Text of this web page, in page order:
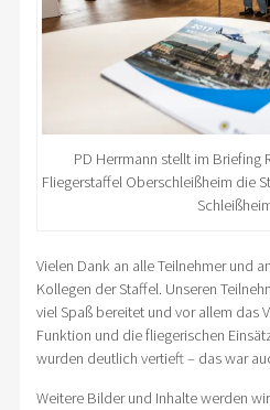
PD Herrmann stellt im
Fliegerstaffel Oberschleißheim die
Vielen Dank an alle Teilnehmer und
Kollegen der Staffel. Unseren
viel Spaß bereitet und vor allem das
Funktion und die fliegerischen
wurden deutlich vertieft – das war
Weitere Bilder und Inhalte werden